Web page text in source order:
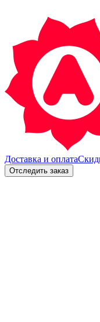
Доставка и оплата
Отследить заказ